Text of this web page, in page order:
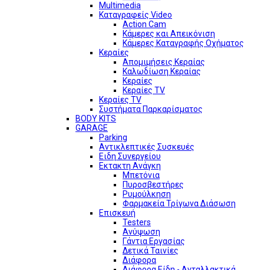
Multimedia
Καταγραφείς Video
Action Cam
Κάμερες και Απεικόνιση
Κάμερες Καταγραφής Οχήματος
Κεραίες
Απομιμήσεις Κεραίας
Καλωδίωση Κεραίας
Κεραίες
Κεραίες TV
Κεραίες TV
Συστήματα Παρκαρίσματος
BODY KITS
GARAGE
Parking
Αντικλεπτικές Συσκευές
Ειδη Συνεργείου
Εκτακτη Ανάγκη
Μπετόνια
Πυροσβεστήρες
Ρυμούλκηση
Φαρμακεία Τρίγωνα Διάσωση
Επισκευή
Testers
Ανύψωση
Γάντια Εργασίας
Δετικά Ταινίες
Διάφορα